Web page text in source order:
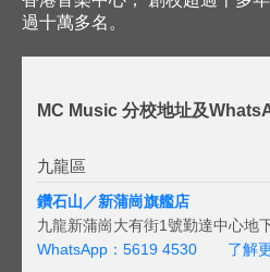
過十萬多名。
MC Music 分校地址及
九龍區
鑽石山／新蒲崗旗艦店
九龍新蒲崗大有街1號勤達中心地
WhatsApp：5619 4530
了解